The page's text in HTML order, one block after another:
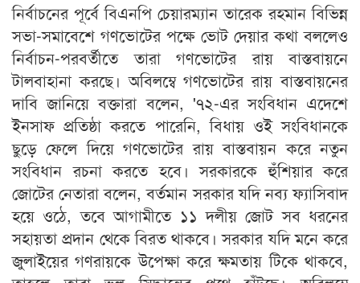
নির্বাচনের পূর্বে বিএনপি চেয়ারম্যান তারেক রহমান বিভিন্ন
সভা-সমাবেশে গণভোটের পক্ষে ভোট দেয়ার কথা বললেও
নির্বাচন-পরবর্তীতে তারা গণভোটের রায় বাস্তবায়নে
টালবাহানা করছে। অবিলম্বে গণভোটের রায় বাস্তবায়নের
দাবি জানিয়ে বক্তারা বলেন, '৭২-এর সংবিধান এদেশে
ইনসাফ প্রতিষ্ঠা করতে পারেনি, বিধায় ওই সংবিধানকে
ছুড়ে ফেলে দিয়ে গণভোটের রায় বাস্তবায়ন করে নতুন
সংবিধান রচনা করতে হবে। সরকারকে হুঁশিয়ার করে
জোটের নেতারা বলেন, বর্তমান সরকার যদি নব্য ফ্যাসিবাদ
হয়ে ওঠে, তবে আগামীতে ১১ দলীয় জোট সব ধরনের
সহায়তা প্রদান থেকে বিরত থাকবে। সরকার যদি মনে করে
জুলাইয়ের গণরায়কে উপেক্ষা করে ক্ষমতায় টিকে থাকবে,